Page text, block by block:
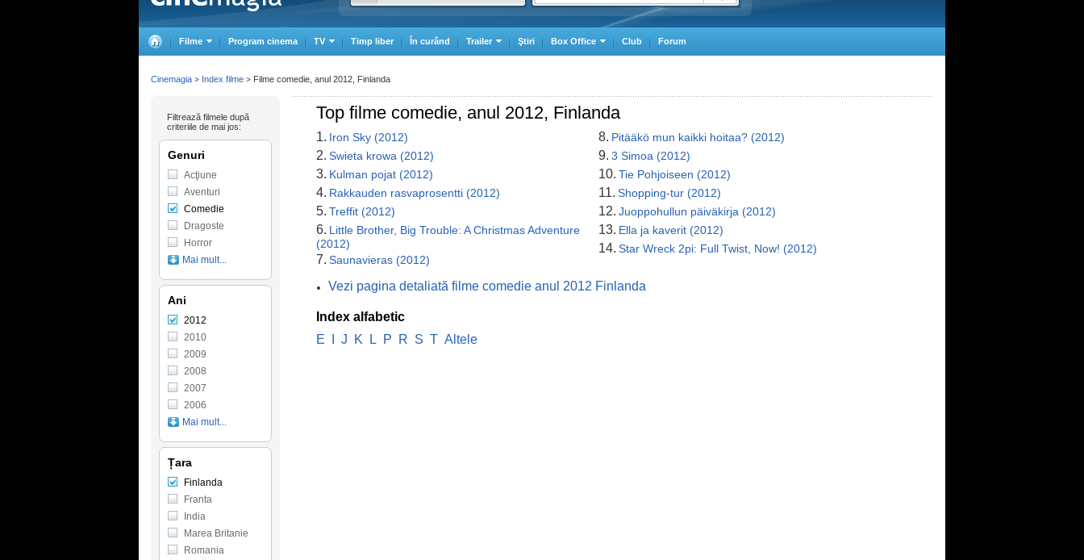
Filme Program cinema TV Timp liber În curând Trailer Ştiri Box Office Club Forum
Top filme comedie, anul 2012, Finlanda
1. Iron Sky (2012)
2. Swieta krowa (2012)
3. Kulman pojat (2012)
4. Rakkauden rasvaprosentti (2012)
5. Treffit (2012)
6. Little Brother, Big Trouble: A Christmas Adventure
(2012)
7. Saunavieras (2012)
8. Pitääkö mun kaikki hoitaa? (2012)
9. 3 Simoa (2012)
10. Tie Pohjoiseen (2012)
11. Shopping-tur (2012)
12. Juoppohullun päiväkirja (2012)
13. Ella ja kaverit (2012)
14. Star Wreck 2pi: Full Twist, Now! (2012)
Vezi pagina detaliată filme comedie anul 2012 Finlanda
Index alfabetic
E
J K L P R S T Altele
Filtrează filmele după
criteriile de mai jos:
Genuri
Acţiune
Aventuri
Comedie
Dragoste
Horror
Mai mult...
Ani
2012
2010
2009
2008
2007
2006
Mai mult...
Țara
Finlanda
Franta
India
Marea Britanie
Romania
Cinemagia > Index filme > Filme comedie, anul 2012, Finlanda